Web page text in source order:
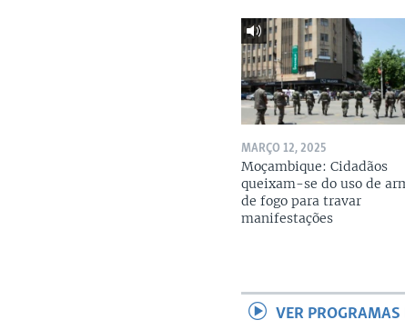
MARÇO 12, 2025
Moçambique: Cidadãos
queixam-se do uso de
de fogo para travar
manifestações
VER PROGRAMAS